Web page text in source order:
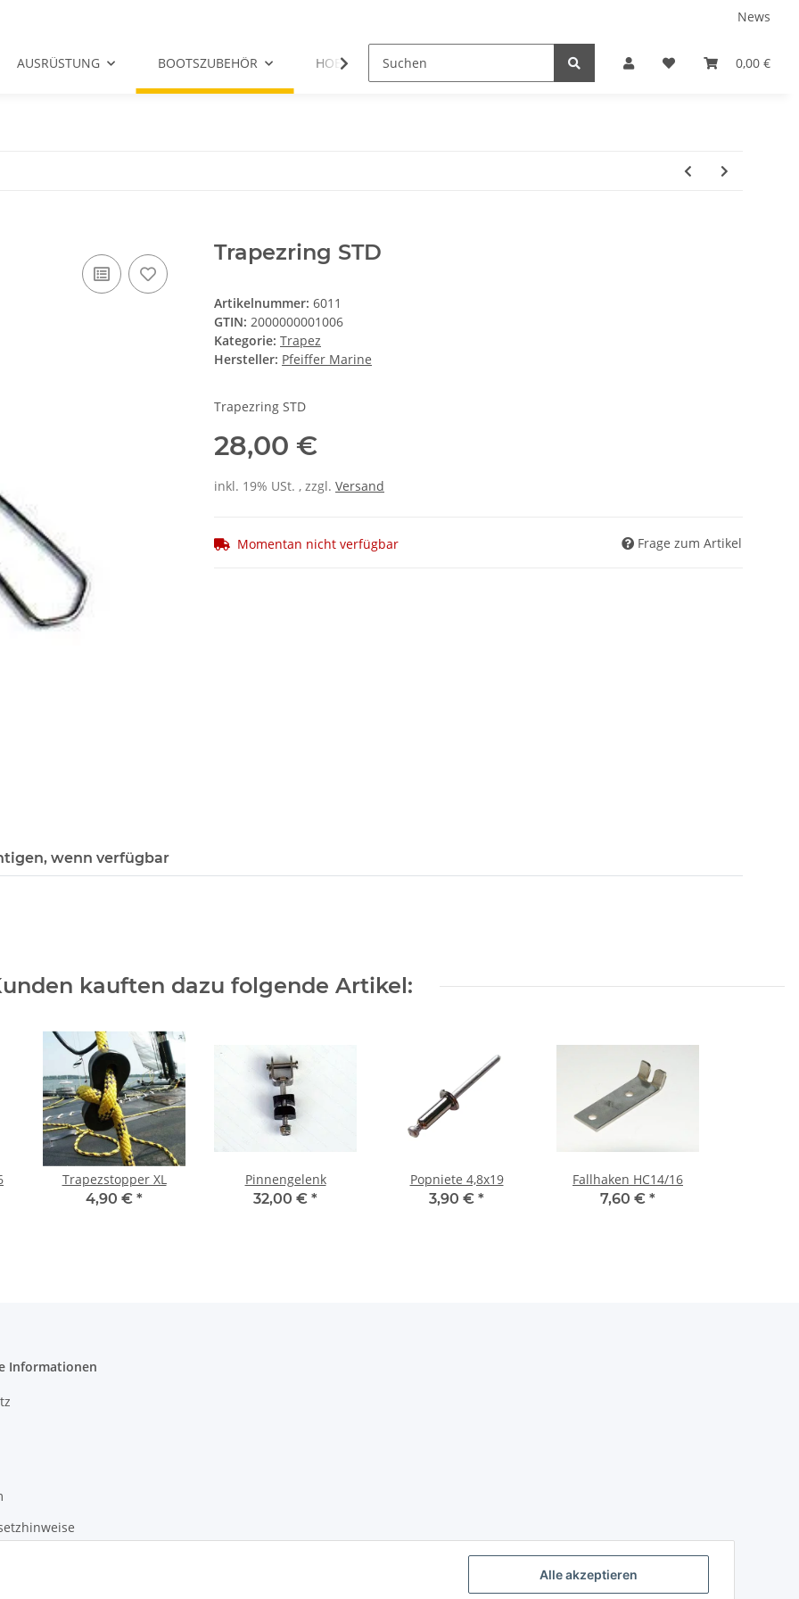
News
0,00 €
AUSRÜSTUNG BOOTSZUBEHÖR HOBIE-ERSATZTEILE GEBRAUCHT
Trapezring STD
Artikelnummer: 6011
GTIN: 2000000001006
Kategorie: Trapez
Hersteller: Pfeiffer Marine
Trapezring STD
28,00 €
inkl. 19% USt. , zzgl. Versand
Momentan nicht verfügbar Frage zum Artikel
wenn verfügbar
kauften dazu folgende Artikel:
Trapezstopper XL
4,90 € *
Pinnengelenk
32,00 € *
Popniete 4,8x19
3,90 € *
Fallhaken HC14/16
7,60 € *
Informationen
Alle akzeptieren